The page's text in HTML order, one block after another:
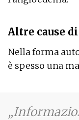
Altre cause
Nella forma
è spesso una